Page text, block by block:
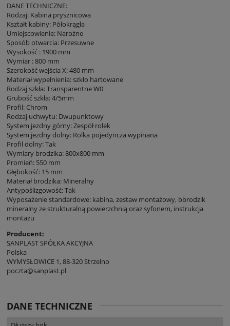
DANE TECHNICZNE:
Rodzaj: Kabina prysznicowa
Kształt kabiny: Półokrągła
Umiejscowienie: Narożne
Sposób otwarcia: Przesuwne
Wysokość : 1900 mm
Wymiar : 800 mm
Szerokość wejścia X: 480 mm
Materiał wypełnienia: szkło hartowane
Rodzaj szkła: Transparentne W0
Grubość szkła: 4/5mm
Profil: Chrom
Rodzaj uchwytu: Dwupunktowy
System jezdny górny: Zespół rolek
System jezdny dolny: Rolka pojedyncza wypinana
Profil dolny: Tak
Wymiary brodzika: 800x800 mm
Promień: 550 mm
Głębokość: 15 mm
Materiał brodzika: Mineralny
Antypoślizgowość: Tak
Wyposażenie standardowe: kabina, zestaw montażowy, bbrodzik
mineralny ze strukturalną powierzchnią oraz syfonem, instrukcja
montażu
Producent:
SANPLAST SPÓŁKA AKCYJNA
Polska
WYMYSŁOWICE 1, 88-320 Strzelno
poczta@sanplast.pl
DANE TECHNICZNE